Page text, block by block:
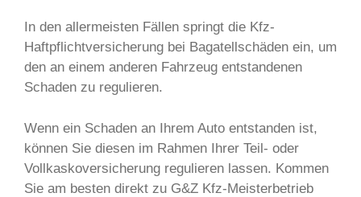
In den allermeisten Fällen springt die Kfz-
Haftpflichtversicherung bei Bagatellschäden ein, um
den an einem anderen Fahrzeug entstandenen
Schaden zu regulieren.
Wenn ein Schaden an Ihrem Auto entstanden ist,
können Sie diesen im Rahmen Ihrer Teil- oder
Vollkaskoversicherung regulieren lassen. Kommen
Sie am besten direkt zu G&Z Kfz-Meisterbetrieb